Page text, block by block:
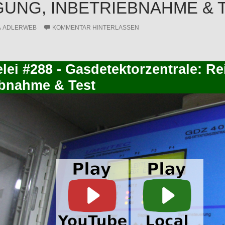
INBETRIEBNAHME &
ADLERWEB KOMMENTAR HINTERLASSEN
#288 - Gasdetektorzentrale:
& Test